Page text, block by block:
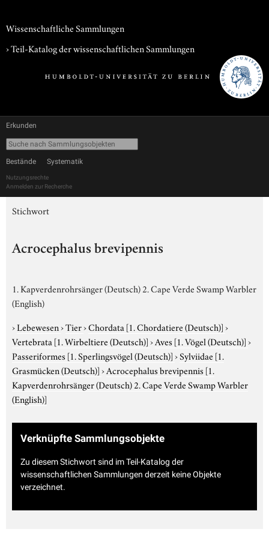
Wissenschaftliche Sammlungen
› Teil-Katalog der wissenschaftlichen Sammlungen
Erkunden
Bestände Systematik
Nutzungsrechte
Anmelden zur Recherche
Stichwort
Acrocephalus brevipennis
1. Kapverdenrohrsänger (Deutsch) 2. Cape Verde Swamp Warbler
(English)
›Lebewesen›Tier›Chordata [1. Chordatiere (Deutsch)]›
Vertebrata [1. Wirbeltiere (Deutsch)]›Aves [1. Vögel (Deutsch)]›
Passeriformes [1. Sperlingsvögel (Deutsch)]›Sylviidae [1.
Grasmücken (Deutsch)]›Acrocephalus brevipennis [1.
Kapverdenrohrsänger (Deutsch) 2. Cape Verde Swamp Warbler
(English)]
Verknüpfte Sammlungsobjekte
Zu diesem Stichwort sind im Teil-Katalog der
wissenschaftlichen Sammlungen derzeit keine Objekte
verzeichnet.